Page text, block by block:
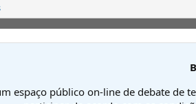
espaço público on-line de debate de